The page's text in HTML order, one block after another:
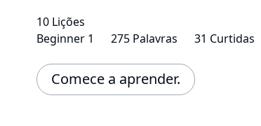
10 Lições
Beginner 1
275 Palavras 31 Curtidas
Comece a aprender.